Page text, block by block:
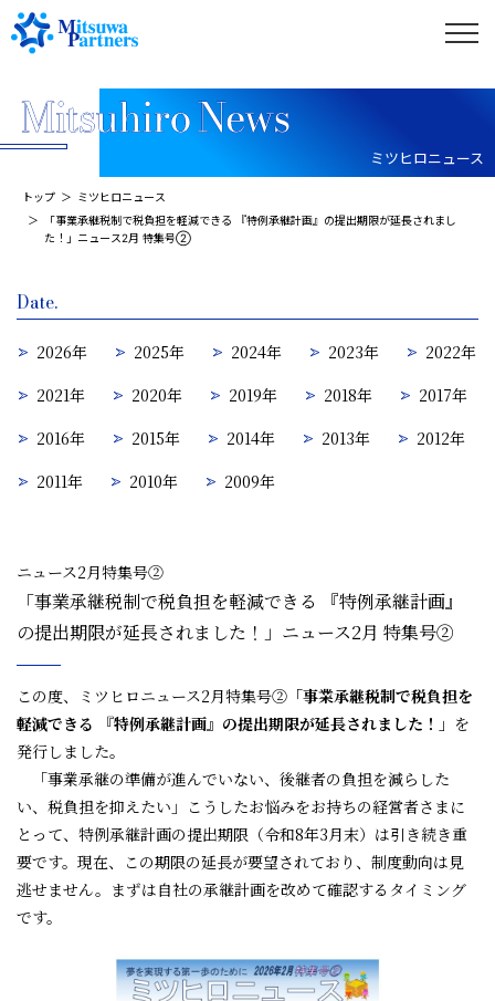
ミツヒロニュース
トップ
ミツヒロニュース
「事業承継税制で税負担を軽減できる 『特例承継計画』の提出期限が延長されまし
た！」ニュース2月 特集号②
ニュース2月特集号②
「事業承継税制で税負担を軽減できる 『特例承継計画』
の提出期限が延長されました！」ニュース2月 特集号②
この度、ミツヒロニュース2月特集号② 「事業承継税制で税負担を
軽減できる 『特例承継計画』の提出期限が延長されました！」 を
発行しました。
「事業承継の準備が進んでいない、後継者の負担を減らした
い、税負担を抑えたい」こうしたお悩みをお持ちの経営者さまに
とって、特例承継計画の提出期限（令和8年3月末）は引き続き重
要です。現在、この期限の延長が要望されており、制度動向は見
逃せません。まずは自社の承継計画を改めて確認するタイミング
です。
Date.
2026年 2025年 2024年 2023年
2022年
2021年
2020年 2019年 2018年
2017年
2016年
2015年 2014年 2013年
2012年
2011年
2010年 2009年